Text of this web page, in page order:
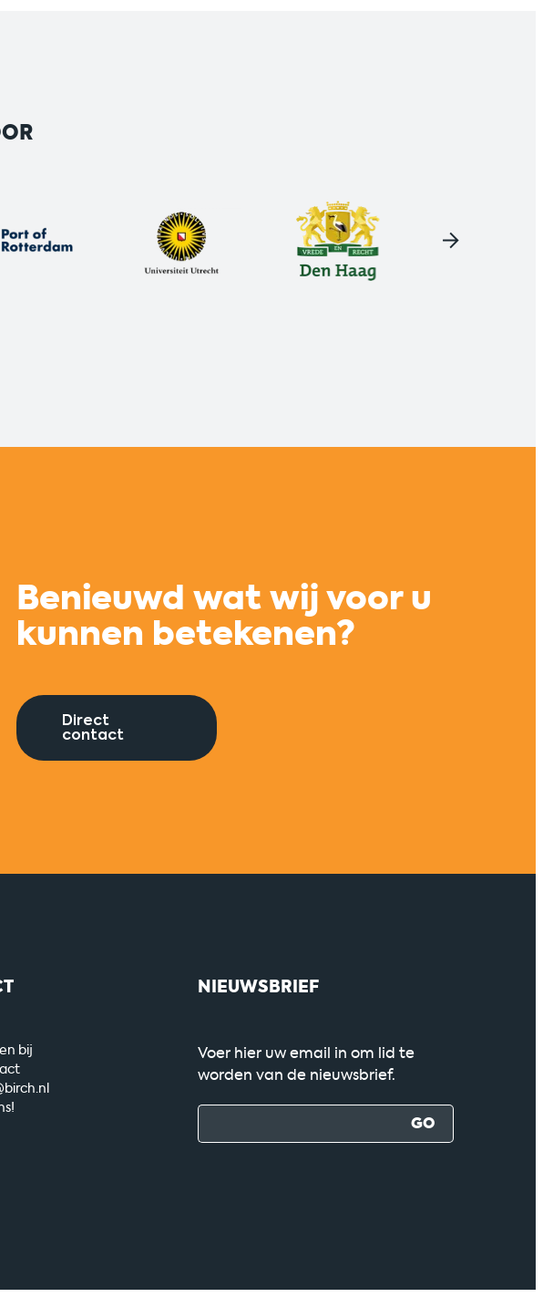
en
zichtbaar
én verdiept
opgeleide
maritieme regio
Benieuwd wat wij voor u
kunnen betekenen?
Direct
contact
bij
NIEUWSBRIEF
Voer hier uw email in om lid te
worden van de nieuwsbrief.